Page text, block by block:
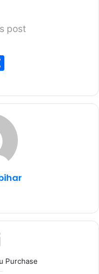
post
ar
e
Purchase